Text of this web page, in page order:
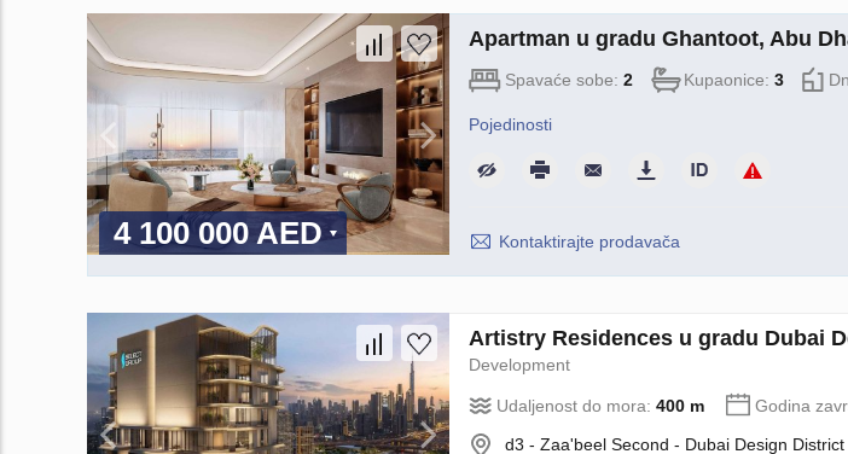
4 100 000 AED
Apartman u gradu Ghantoot, Abu
Spavaće sobe: 2 Kupaonice: 3
Pojedinosti
Kontaktirajte prodavača
Artistry Residences u gradu Dubai
Development
Udaljenost do mora: 400 m Godina
d3 - Zaa'beel Second - Dubai Design